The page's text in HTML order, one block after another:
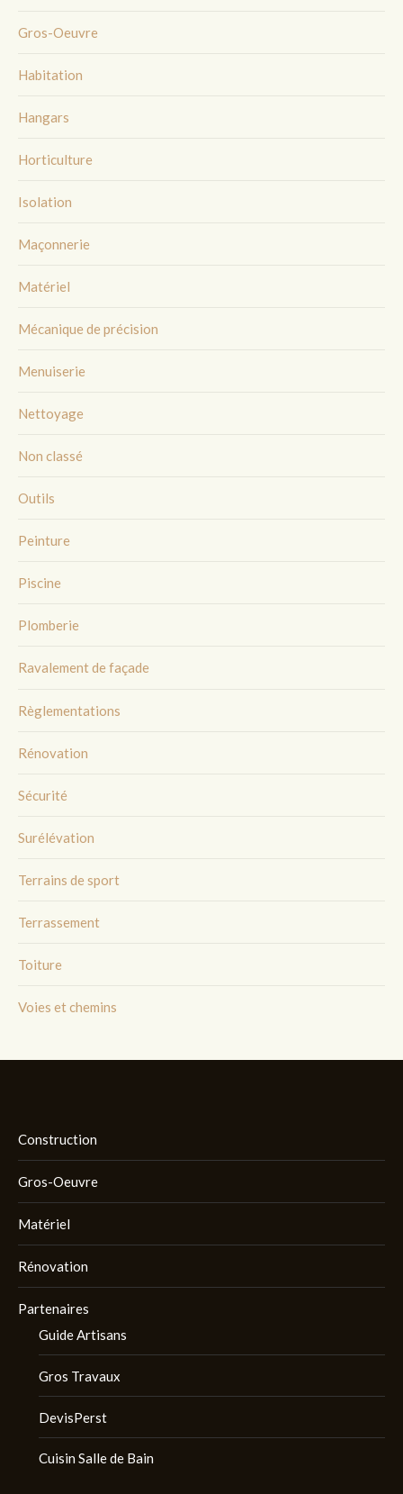
Gros-Oeuvre
Habitation
Hangars
Horticulture
Isolation
Maçonnerie
Matériel
Mécanique de précision
Menuiserie
Nettoyage
Non classé
Outils
Peinture
Piscine
Plomberie
Ravalement de façade
Règlementations
Rénovation
Sécurité
Surélévation
Terrains de sport
Terrassement
Toiture
Voies et chemins
Construction
Gros-Oeuvre
Matériel
Rénovation
Partenaires
Guide Artisans
Gros Travaux
DevisPerst
Cuisin Salle de Bain